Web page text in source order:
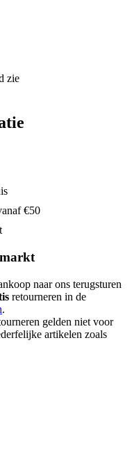
zie
€50
naar ons terugsturen
retourneren in de
.
gelden niet voor
artikelen zoals